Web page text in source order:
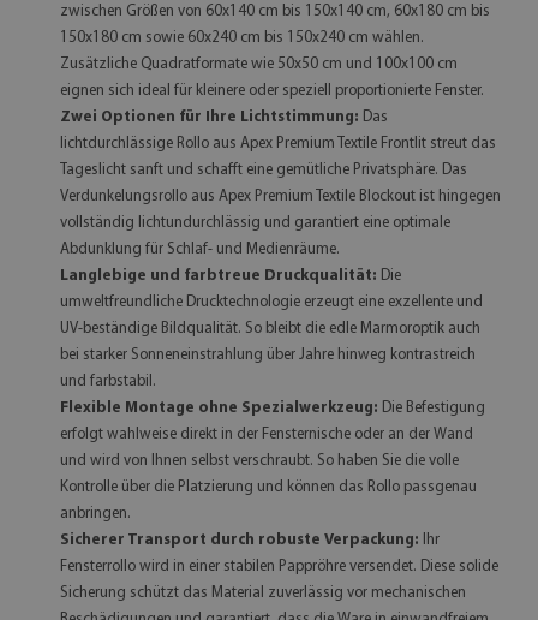
zwischen Größen von 60x140 cm bis 150x140 cm, 60x180 cm bis
150x180 cm sowie 60x240 cm bis 150x240 cm wählen.
Zusätzliche Quadratformate wie 50x50 cm und 100x100 cm
eignen sich ideal für kleinere oder speziell proportionierte Fenster.
Zwei Optionen für Ihre Lichtstimmung: Das
lichtdurchlässige Rollo aus Apex Premium Textile Frontlit streut das
Tageslicht sanft und schafft eine gemütliche Privatsphäre. Das
Verdunkelungsrollo aus Apex Premium Textile Blockout ist hingegen
vollständig lichtundurchlässig und garantiert eine optimale
Abdunklung für Schlaf- und Medienräume.
Langlebige und farbtreue Druckqualität: Die
umweltfreundliche Drucktechnologie erzeugt eine exzellente und
UV-beständige Bildqualität. So bleibt die edle Marmoroptik auch
bei starker Sonneneinstrahlung über Jahre hinweg kontrastreich
und farbstabil.
Flexible Montage ohne Spezialwerkzeug: Die Befestigung
erfolgt wahlweise direkt in der Fensternische oder an der Wand
und wird von Ihnen selbst verschraubt. So haben Sie die volle
Kontrolle über die Platzierung und können das Rollo passgenau
anbringen.
Sicherer Transport durch robuste Verpackung: Ihr
Fensterrollo wird in einer stabilen Pappröhre versendet. Diese solide
Sicherung schützt das Material zuverlässig vor mechanischen